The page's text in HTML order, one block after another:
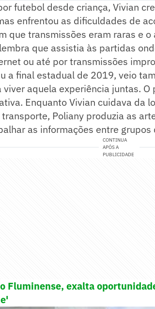
futebol desde criança, Vivian
enfrentou as dificuldades de
que transmissões eram raras e
que assistia às partidas
ou até por transmissões
a final estadual de 2019, veio
viver aquela experiência juntas.
Enquanto Vivian cuidava da
Poliany produzia as
as informações entre
CONTINUA
APÓS A
PUBLICIDADE
Fluminense, exalta